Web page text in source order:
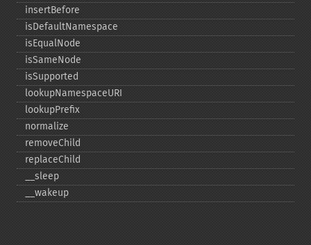
insertBefore
isDefaultNamespace
isEqualNode
isSameNode
isSupported
lookupNamespaceURI
lookupPrefix
normalize
removeChild
replaceChild
_​_​sleep
_​_​wakeup